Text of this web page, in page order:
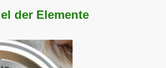
der Elemente